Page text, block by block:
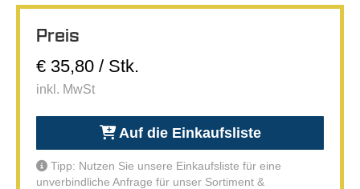
Preis
€ 35,80 / Stk.
inkl. MwSt
Auf die Einkaufsliste
Tipp: Nutzen Sie unsere Einkaufsliste für eine
unverbindliche Anfrage für unser Sortiment &